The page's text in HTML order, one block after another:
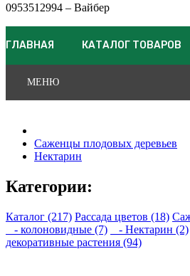
0953512994 – Вайбер
ГЛАВНАЯ КАТАЛОГ ТОВАРОВ
МЕНЮ
Саженцы плодовых деревьев
Нектарин
Категории:
Каталог (217) Рассада цветов (18)
- колоновидные (7)
- Нектарин (2)
декоративные растения (94)